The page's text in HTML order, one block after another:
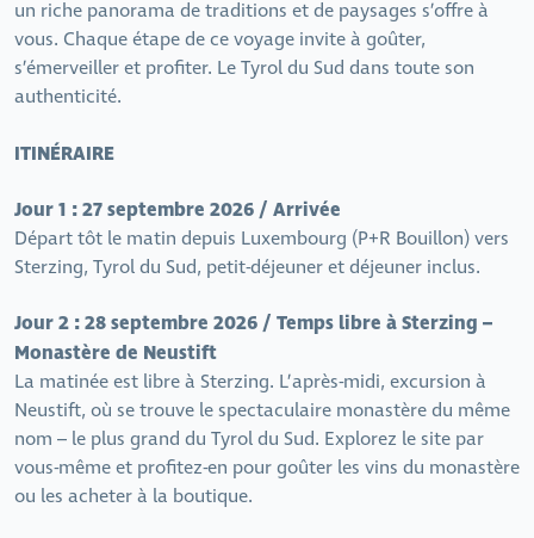
un riche panorama de traditions et de paysages s’offre à
vous. Chaque étape de ce voyage invite à goûter,
s’émerveiller et profiter. Le Tyrol du Sud dans toute son
authenticité.
ITINÉRAIRE
Jour 1 : 27 septembre 2026 / Arrivée
Départ tôt le matin depuis Luxembourg (P+R Bouillon) vers
Sterzing, Tyrol du Sud, petit-déjeuner et déjeuner inclus.
Jour 2 : 28 septembre 2026 / Temps libre à Sterzing –
Monastère de Neustift
La matinée est libre à Sterzing. L’après-midi, excursion à
Neustift, où se trouve le spectaculaire monastère du même
nom – le plus grand du Tyrol du Sud. Explorez le site par
vous-même et profitez-en pour goûter les vins du monastère
ou les acheter à la boutique.